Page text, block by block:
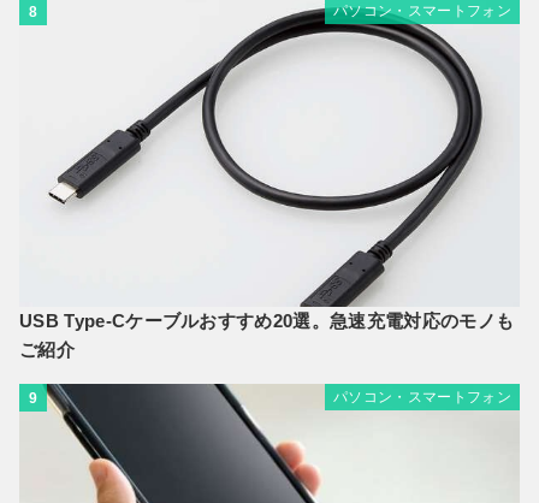
8 パソコン・スマートフォン
USB Type-Cケーブルおすすめ20選。急速充電対応のモノも
ご紹介
9 パソコン・スマートフォン